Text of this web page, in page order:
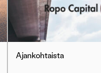
Ajankohtaista